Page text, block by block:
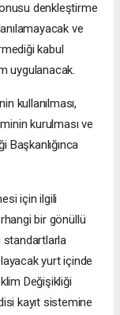
denkleştirme
ve
kabul
uygulanacak.
kullanılması,
kurulması ve
Başkanlığınca
için ilgili
bir gönüllü
standartlarla
yurt içinde
Değişikliği
kayıt sistemine